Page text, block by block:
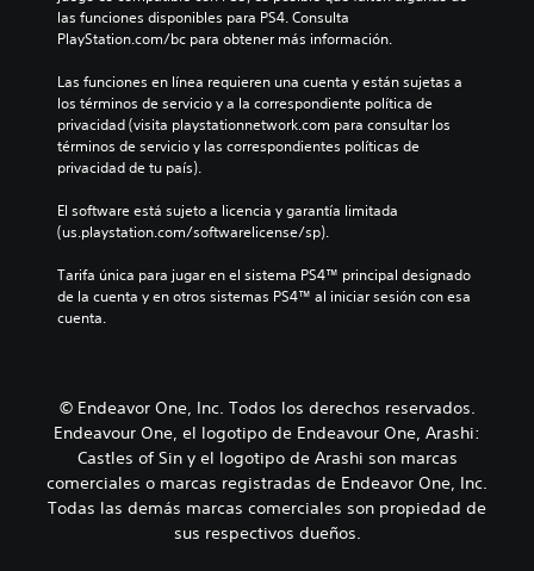
las funciones disponibles para PS4. Consulta
PlayStation.com/bc para obtener más información.
Las funciones en línea requieren una cuenta y están sujetas a
los términos de servicio y a la correspondiente política de
privacidad (visita playstationnetwork.com para consultar los
términos de servicio y las correspondientes políticas de
privacidad de tu país).
El software está sujeto a licencia y garantía limitada
(us.playstation.com/softwarelicense/sp).
Tarifa única para jugar en el sistema PS4™ principal designado
de la cuenta y en otros sistemas PS4™ al iniciar sesión con esa
cuenta.
© Endeavor One, Inc. Todos los derechos reservados.
Endeavour One, el logotipo de Endeavour One, Arashi:
Castles of Sin y el logotipo de Arashi son marcas
comerciales o marcas registradas de Endeavor One, Inc.
Todas las demás marcas comerciales son propiedad de
sus respectivos dueños.